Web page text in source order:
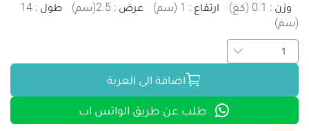
وزن :
0.1
(كغ) ارتفاع :
1
(سم) عرض :
2.5
(سم) طول :
14
(سم)
اضافة الى العربة
طلب عن طريق الواتس اب